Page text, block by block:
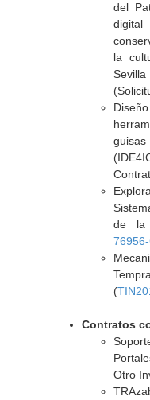
del
la
Sevilla
de la
(
Contratos
Otro